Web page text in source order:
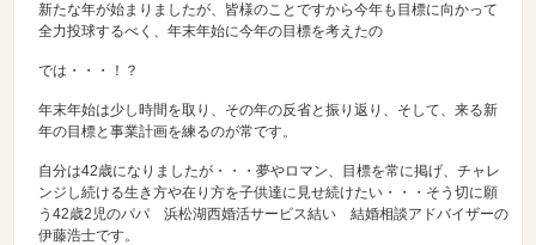
新たな年が始まりましたが、皆様のことですから今年も目標に向かって
全力投球するべく、年末年始に今年の目標を考えたの
では・・・！？
年末年始は少し時間を取り、その年の反省と振り返り、そして、来る新
年の目標と事業計画を練るのが常です。
自分は42歳になりましたが・・・夢やロマン、目標を常に掲げ、チャレ
ンジし続ける生き方や在り方を子供達に見せ続けたい・・・そう切に願
う42歳2児のパパ 浜松湖西婚活サービス結い 結婚相談アドバイザーの
伊藤浩士です。